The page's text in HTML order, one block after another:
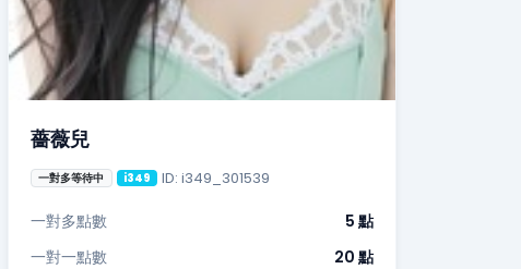
薔薇兒
一對多等待中 i349 ID: i349_301539
一對多點數
5 點
一對一點數
20 點